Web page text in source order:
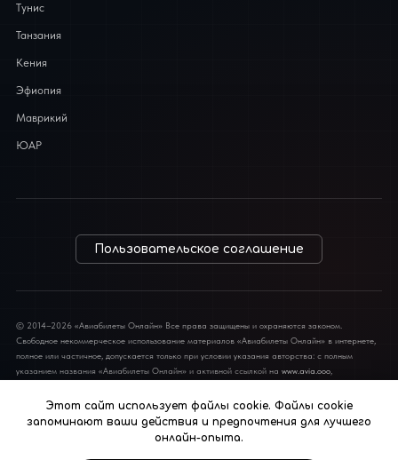
Тунис
Танзания
Кения
Эфиопия
Маврикий
ЮАР
Пользовательское соглашение
© 2014–2026 «Авиабилеты Онлайн» Все права защищены и охраняются законом.
Свободное некоммерческое использование материалов «Авиабилеты Онлайн» в интернете,
полное или частичное, допускается только при условии указания авторства: с полным
указанием названия «Авиабилеты Онлайн» и активной ссылкой на www.avia.ooo,
разрешение редакции. Полная или частичная перепечатка материалов в традиционных
СМИ допускается только с письменного разрешения редакции.
Этот сайт использует файлы cookie. Файлы cookie
запоминают ваши действия и предпочтения для лучшего
онлайн-опыта.